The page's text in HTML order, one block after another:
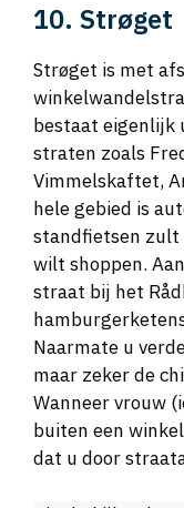
10. Strøget
Strøget is met
bestaat eigenlijk
straten zoals
Vimmelskaftet,
hele gebied is
standfietsen zult
wilt shoppen.
straat bij het
Naarmate u
maar zeker de
Wanneer vrouw
buiten een
dat u door